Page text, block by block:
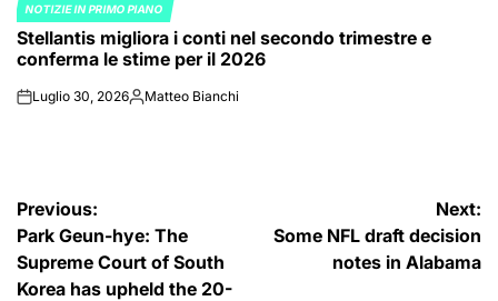
POSTED
IN
NOTIZIE IN PRIMO PIANO
Stellantis migliora i conti nel secondo trimestre e
conferma le stime per il 2026
onLuglio 30, 2026Posted
Matteo Bianchi
Navigazione
articoli
Previous:
Park Geun-hye: The
Supreme Court of South
Korea has upheld the 20-
Next:
Some NFL draft decision
notes in Alabama